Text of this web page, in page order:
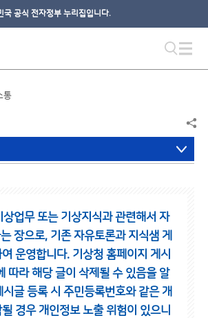
국 공식 전자정부 누리집입니다.
통
업무 또는 기상지식과 관련해서 자
장으로, 기존 자유토론과 지식샘 게
운영합니다. 기상청 홈페이지 게시
따라 해당 글이 삭제될 수 있음을 알
시글 등록 시 주민등록번호와 같은 개
경우 개인정보 노출 위험이 있으니